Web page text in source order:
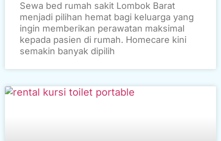
Sewa bed rumah sakit Lombok Barat
menjadi pilihan hemat bagi keluarga yang
ingin memberikan perawatan maksimal
kepada pasien di rumah. Homecare kini
semakin banyak dipilih